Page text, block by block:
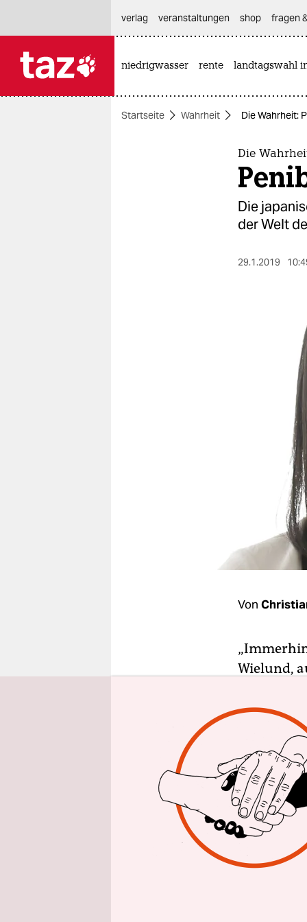
themen
verlag
veranstaltungen shop fragen
niedrigwasser rente landtagswahl
Startseite Wahrheit Die Wahrheit:
Die
Die
der Welt
29.1.2019
Von
Wielund,
muss.
umarmt,
Schachtel
nuschelt
Dank.“
Denn